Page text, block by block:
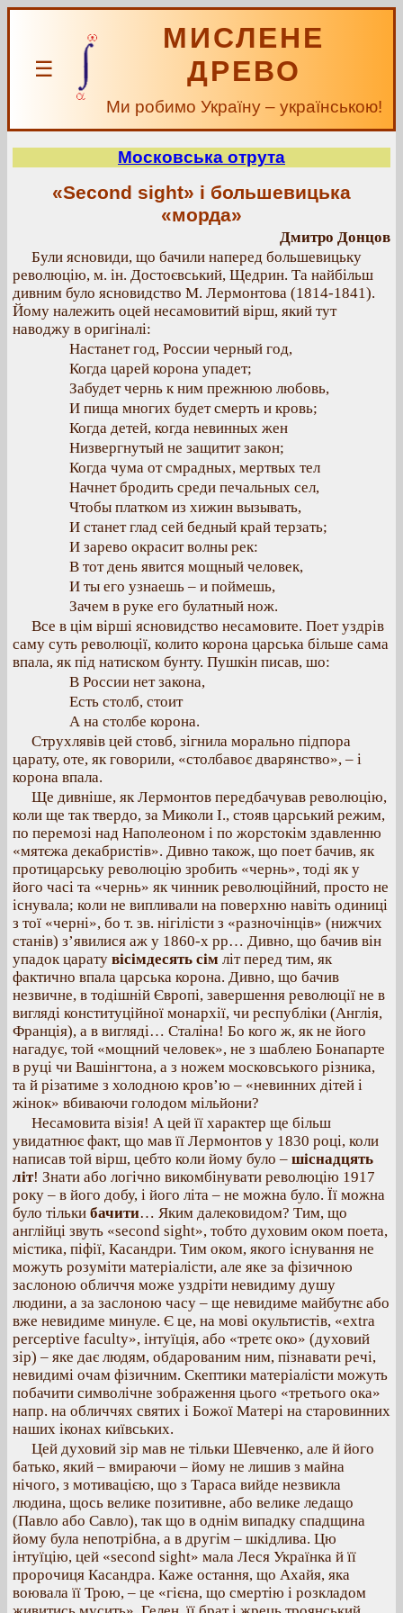
☰
МИСЛЕНЕ
ДРЕВО
Ми робимо Україну – українською!
Московська отрута
«Second sight» і большевицька
«морда»
Дмитро Донцов
Були ясновиди, що бачили наперед большевицьку
революцію, м. ін. Достоєвський, Щедрин. Та найбільш
дивним було ясновидство М. Лермонтова (1814-1841).
Йому належить оцей несамовитий вірш, який тут
наводжу в оригіналі:
Настанет год, России черный год,
Когда царей корона упадет;
Забудет чернь к ним прежнюю любовь,
И пища многих будет смерть и кровь;
Когда детей, когда невинных жен
Низвергнутый не защитит закон;
Когда чума от смрадных, мертвых тел
Начнет бродить среди печальных сел,
Чтобы платком из хижин вызывать,
И станет глад сей бедный край терзать;
И зарево окрасит волны рек:
В тот день явится мощный человек,
И ты его узнаешь – и поймешь,
Зачем в руке его булатный нож.
Все в цім вірші ясновидство несамовите. Поет уздрів
саму суть революції, колито корона царська більше сама
впала, як під натиском бунту. Пушкін писав, шо:
В России нет закона,
Есть столб, стоит
А на столбе корона.
Струхлявів цей стовб, зігнила морально підпора
царату, оте, як говорили, «столбавоє дварянство», – і
корона впала.
Ще дивніше, як Лермонтов передбачував революцію,
коли ще так твердо, за Миколи І., стояв царський режим,
по перемозі над Наполеоном і по жорстокім здавленню
«мятєжа декабристів». Дивно також, що поет бачив, як
протицарську революцію зробить «чернь», тоді як у
його часі та «чернь» як чинник революційний, просто не
існувала; коли не випливали на поверхню навіть одиниці
з тої «черні», бо т. зв. нігілісти з «разночінців» (нижчих
станів) з’явилися аж у 1860-х рр… Дивно, що бачив він
упадок царату вісімдесять сім літ перед тим, як
фактично впала царська корона. Дивно, що бачив
незвичне, в тодішній Європі, завершення революції не в
вигляді конституційної монархії, чи республіки (Англія,
Франція), а в вигляді… Сталіна! Бо кого ж, як не його
нагадує, той «мощний человек», не з шаблею Бонапарте
в руці чи Вашінгтона, а з ножем московського різника,
та й різатиме з холодною кров’ю – «невинних дітей і
жінок» вбиваючи голодом мільйони?
Несамовита візія! А цей її характер ще більш
увидатнює факт, що мав її Лермонтов у 1830 році, коли
написав той вірш, цебто коли йому було – шіснадцять
літ! Знати або логічно викомбінувати революцію 1917
року – в його добу, і його літа – не можна було. Її можна
було тільки бачити… Яким далековидом? Тим, що
англійці звуть «second sight», тобто духовим оком поета,
містика, піфії, Касандри. Тим оком, якого існування не
можуть розуміти матеріалісти, але яке за фізичною
заслоною обличчя може уздріти невидиму душу
людини, а за заслоною часу – ще невидиме майбутнє або
вже невидиме минуле. Є це, на мові окультистів, «extra
perceptive faculty», інтуїція, або «третє око» (духовий
зір) – яке дає людям, обдарованим ним, пізнавати речі,
невидимі очам фізичним. Скептики матеріалісти можуть
побачити символічне зображення цього «третього ока»
напр. на обличчях святих і Божої Матері на старовинних
наших іконах київських.
Цей духовий зір мав не тільки Шевченко, але й його
батько, який – вмираючи – йому не лишив з майна
нічого, з мотивацією, що з Тараса вийде незвикла
людина, щось велике позитивне, або велике ледащо
(Павло або Савло), так що в однім випадку спадщина
йому була непотрібна, а в другім – шкідлива. Цю
інтуїцію, цей «second sight» мала Леся Українка й її
пророчиця Касандра. Каже остання, що Ахайя, яка
воювала її Трою, – це «гієна, що смертію і розкладом